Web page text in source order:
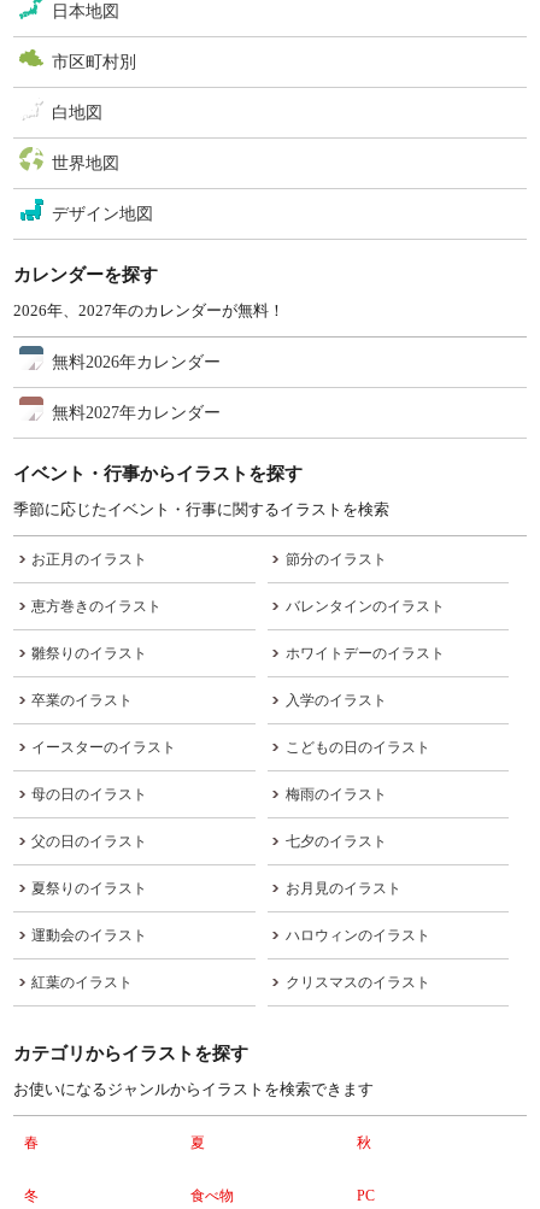
日本地図
市区町村別
白地図
世界地図
デザイン地図
カレンダーを探す
2026年、2027年のカレンダーが無料！
無料2026年カレンダー
無料2027年カレンダー
イベント・行事からイラストを探す
季節に応じたイベント・行事に関するイラストを検索
お正月のイラスト 節分のイラスト
恵方巻きのイラスト バレンタインのイラスト
雛祭りのイラスト ホワイトデーのイラスト
卒業のイラスト 入学のイラスト
イースターのイラスト こどもの日のイラスト
母の日のイラスト 梅雨のイラスト
父の日のイラスト 七夕のイラスト
夏祭りのイラスト お月見のイラスト
運動会のイラスト ハロウィンのイラスト
紅葉のイラスト クリスマスのイラスト
カテゴリからイラストを探す
お使いになるジャンルからイラストを検索できます
春 夏 秋
冬 食べ物 PC